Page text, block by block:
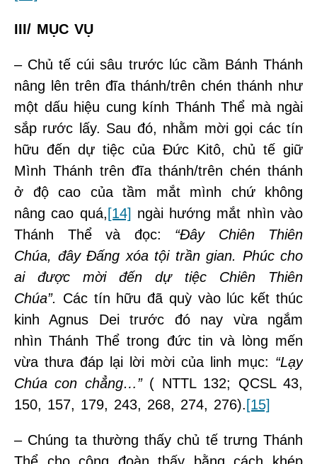
III/ MỤC VỤ
– Chủ tế cúi sâu trước lúc cầm Bánh Thánh
nâng lên trên đĩa thánh/trên chén thánh như
một dấu hiệu cung kính Thánh Thể mà ngài
sắp rước lấy. Sau đó, nhằm mời gọi các tín
hữu đến dự tiệc của Đức Kitô, chủ tế giữ
Mình Thánh trên đĩa thánh/trên chén thánh
ở độ cao của tầm mắt mình chứ không
nâng cao quá, [14] ngài hướng mắt nhìn vào
Thánh Thể và đọc: “Đây Chiên Thiên
Chúa, đây Đấng xóa tội trần gian. Phúc cho
ai được mời đến dự tiệc Chiên Thiên
Chúa”. Các tín hữu đã quỳ vào lúc kết thúc
kinh Agnus Dei trước đó nay vừa ngắm
nhìn Thánh Thể trong đức tin và lòng mến
vừa thưa đáp lại lời mời của linh mục: “Lạy
Chúa con chẳng…” ( NTTL 132; QCSL 43,
150, 157, 179, 243, 268, 274, 276). [15]
– Chúng ta thường thấy chủ tế trưng Thánh